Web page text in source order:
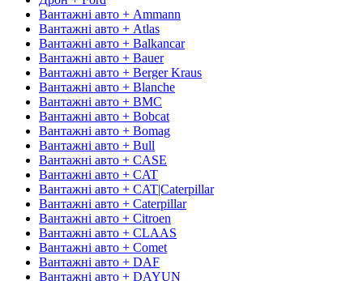
Вантажні авто + Ammann
Вантажні авто + Atlas
Вантажні авто + Balkancar
Вантажні авто + Bauer
Вантажні авто + Berger Kraus
Вантажні авто + Blanche
Вантажні авто + BMC
Вантажні авто + Bobcat
Вантажні авто + Bomag
Вантажні авто + Bull
Вантажні авто + CASE
Вантажні авто + CAT
Вантажні авто + CAT|Caterpillar
Вантажні авто + Caterpillar
Вантажні авто + Citroen
Вантажні авто + CLAAS
Вантажні авто + Comet
Вантажні авто + DAF
Вантажні авто + DAYUN